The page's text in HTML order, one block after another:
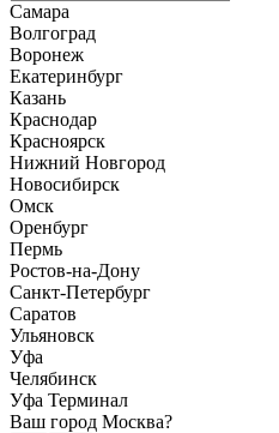
Самара
Волгоград
Воронеж
Екатеринбург
Казань
Краснодар
Красноярск
Нижний Новгород
Новосибирск
Омск
Оренбург
Пермь
Ростов-на-Дону
Санкт-Петербург
Саратов
Ульяновск
Уфа
Челябинск
Уфа Терминал
Ваш город Москва?